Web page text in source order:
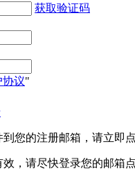
获取验证码
协议"
您的注册邮箱，请立即
，请尽快登录您的邮箱